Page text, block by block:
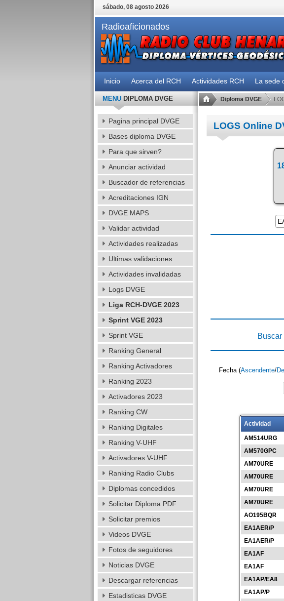
sábado, 08 agosto 2026
Radioaficionados
Inicio Acerca del RCH Actividades RCH La sede
Diploma DVGE
LOGS Online
Fecha (Ascendente/
Actividad
AM514URG
AM570GPC
AM70URE
AM70URE
AM70URE
AM70URE
AO195BQR
EA1AER/P
EA1AER/P
EA1AF
EA1AF
EA1AP/EA8
EA1AP/P
MENUDIPLOMA DVGE
Pagina principal DVGE
Bases diploma DVGE
Para que sirven?
Anunciar actividad
Buscador de referencias
Acreditaciones IGN
DVGE MAPS
Validar actividad
Actividades realizadas
Ultimas validaciones
Actividades invalidadas
Logs DVGE
Liga RCH-DVGE 2023
Sprint VGE 2023
Sprint VGE
Ranking General
Ranking Activadores
Ranking 2023
Activadores 2023
Ranking CW
Ranking Digitales
Ranking V-UHF
Activadores V-UHF
Ranking Radio Clubs
Diplomas concedidos
Solicitar Diploma PDF
Solicitar premios
Videos DVGE
Fotos de seguidores
Noticias DVGE
Descargar referencias
Estadisticas DVGE